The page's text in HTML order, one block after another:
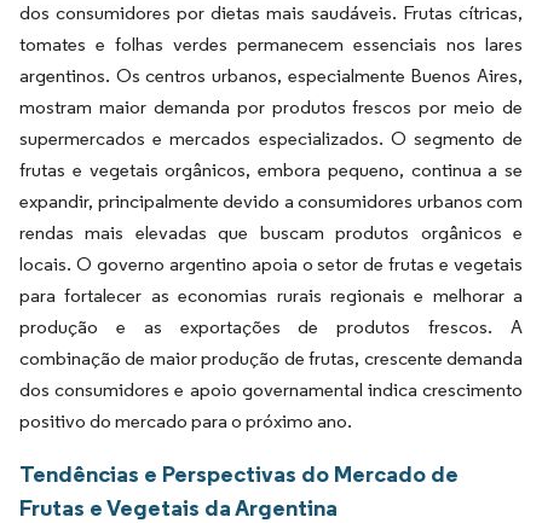
dos consumidores por dietas mais saudáveis. Frutas cítricas,
tomates e folhas verdes permanecem essenciais nos lares
argentinos. Os centros urbanos, especialmente Buenos Aires,
mostram maior demanda por produtos frescos por meio de
supermercados e mercados especializados. O segmento de
frutas e vegetais orgânicos, embora pequeno, continua a se
expandir, principalmente devido a consumidores urbanos com
rendas mais elevadas que buscam produtos orgânicos e
locais. O governo argentino apoia o setor de frutas e vegetais
para fortalecer as economias rurais regionais e melhorar a
produção e as exportações de produtos frescos. A
combinação de maior produção de frutas, crescente demanda
dos consumidores e apoio governamental indica crescimento
positivo do mercado para o próximo ano.
Tendências e Perspectivas do Mercado de
Frutas e Vegetais da Argentina